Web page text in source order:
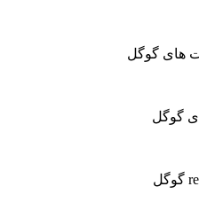
های گوگل
گوگل